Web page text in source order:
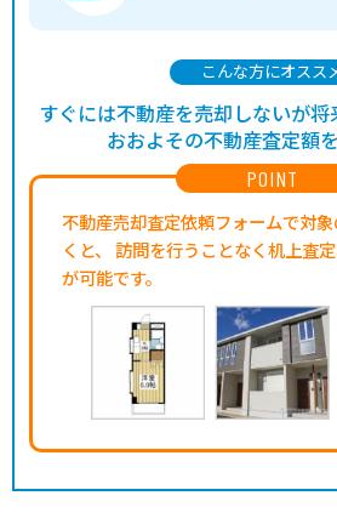
POINT
不動産売却査定依頼フォームで対
くと、
訪問を行うことなく机上査
が可能です。
こんな方にオスス
すぐには不動産を売却しないが将
おおよその不動産査定額